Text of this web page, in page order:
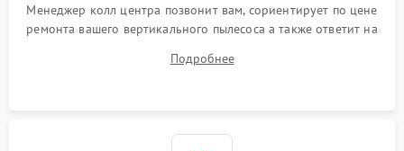
проводов
500 ₽ Подробнее →
Поломка системы защиты
1000 ₽
1500 ₽
Менеджер колл центра позвонит вам, сориентирует по цене
ремонта вашего вертикального пылесоса а также ответит на
Подробнее